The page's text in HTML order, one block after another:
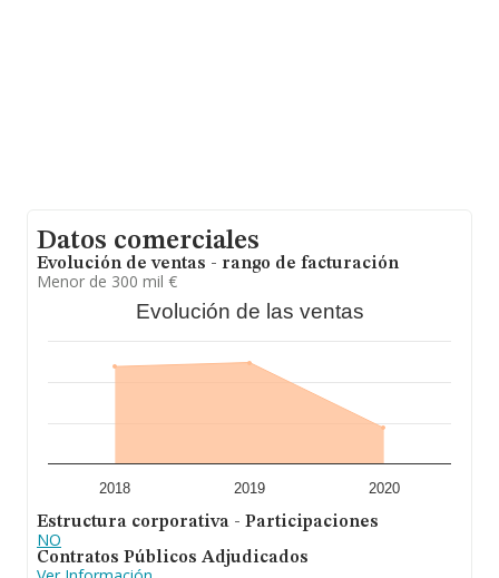
Datos comerciales
Evolución de ventas - rango de facturación
Menor de 300 mil €
Evolución de las ventas
2018 2019 2020
Estructura corporativa - Participaciones
NO
Contratos Públicos Adjudicados